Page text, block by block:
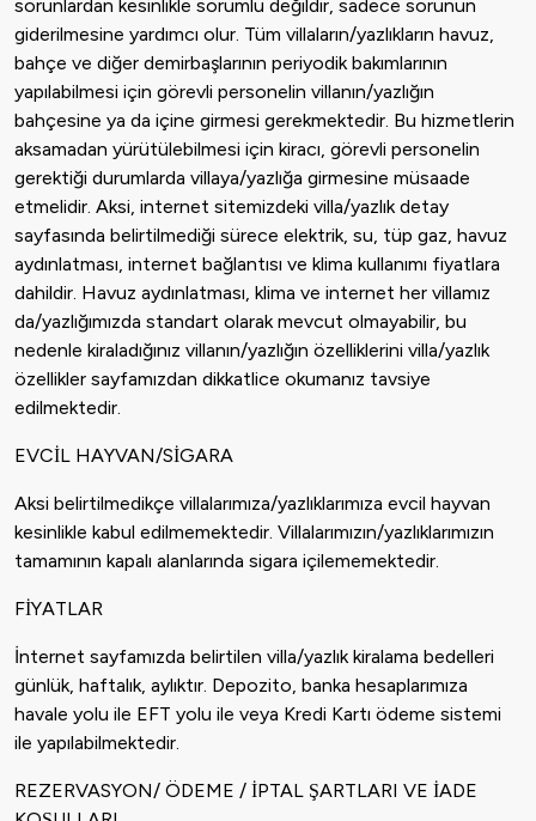
sorunlardan kesinlikle sorumlu değildir, sadece sorunun
giderilmesine yardımcı olur. Tüm villaların/yazlıkların havuz,
bahçe ve diğer demirbaşlarının periyodik bakımlarının
yapılabilmesi için görevli personelin villanın/yazlığın
bahçesine ya da içine girmesi gerekmektedir. Bu hizmetlerin
aksamadan yürütülebilmesi için kiracı, görevli personelin
gerektiği durumlarda villaya/yazlığa girmesine müsaade
etmelidir. Aksi, internet sitemizdeki villa/yazlık detay
sayfasında belirtilmediği sürece elektrik, su, tüp gaz, havuz
aydınlatması, internet bağlantısı ve klima kullanımı fiyatlara
dahildir. Havuz aydınlatması, klima ve internet her villamız
da/yazlığımızda standart olarak mevcut olmayabilir, bu
nedenle kiraladığınız villanın/yazlığın özelliklerini villa/yazlık
özellikler sayfamızdan dikkatlice okumanız tavsiye
edilmektedir.
EVCİL HAYVAN/SİGARA
Aksi belirtilmedikçe villalarımıza/yazlıklarımıza evcil hayvan
kesinlikle kabul edilmemektedir. Villalarımızın/yazlıklarımızın
tamamının kapalı alanlarında sigara içilememektedir.
FİYATLAR
İnternet sayfamızda belirtilen villa/yazlık kiralama bedelleri
günlük, haftalık, aylıktır. Depozito, banka hesaplarımıza
havale yolu ile EFT yolu ile veya Kredi Kartı ödeme sistemi
ile yapılabilmektedir.
REZERVASYON/ ÖDEME / İPTAL ŞARTLARI VE İADE